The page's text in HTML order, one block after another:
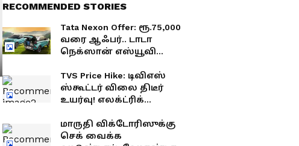
RECOMMENDED STORIES
Tata Nexon Offer: ரூ.75,000
வரை ஆஃபர்.. டாடா
நெக்ஸான் எஸ்யூவி
TVS Price Hike: டிவிஎஸ்
ஸ்கூட்டர் விலை திடீர்
உயர்வு! எலக்ட்ரிக்
திட்டமிட்டவர்களுக்கு
அதிர்ச்சி
மாருதி விக்டோரிஸுக்கு
செக் வைக்க